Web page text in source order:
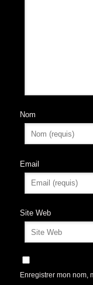
Nom
Email
Site Web
Enregistrer mon nom,